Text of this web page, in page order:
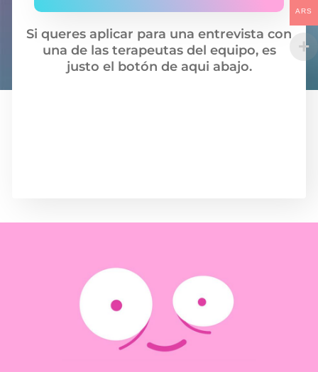
Si queres aplicar para una entrevista con
una de las terapeutas del equipo, es
justo el botón de aqui abajo.
ARS